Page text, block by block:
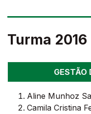
Turma 2016
GESTÃO
Aline Munhoz
Camila Cristina